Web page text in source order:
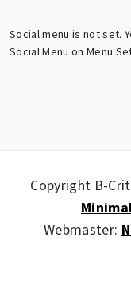
Social menu is not set.
Social Menu on Menu
Copyright B-
Webmaster: